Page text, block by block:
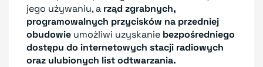
jego używaniu, a rząd zgrabnych,
programowalnych przycisków na przedniej
obudowie umożliwi uzyskanie bezpośredniego
dostępu do internetowych stacji radiowych
oraz ulubionych list odtwarzania.